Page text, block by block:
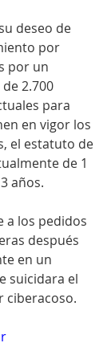
por
por un
2.700
para
en vigor los
el estatuto de
de 1
años.
después
en un
suicidara el
ciberacoso.